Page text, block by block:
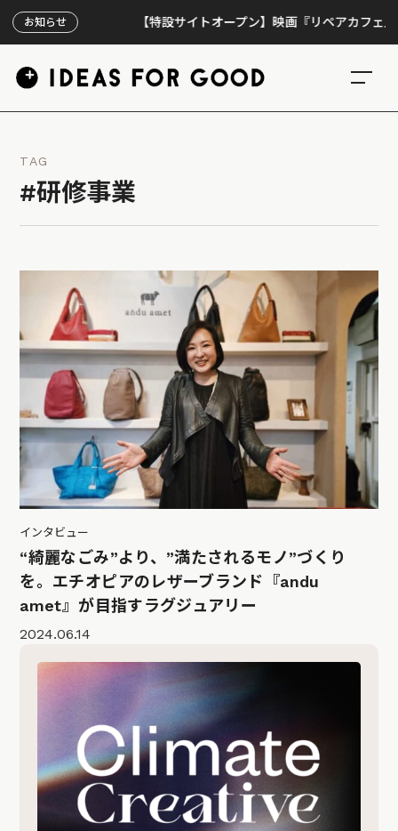
お知らせ 【特設サイトオープン】映画『リペアカフェ』、上
TAG
#研修事業
インタビュー
“綺麗なごみ”より、”満たされるモノ”づくり
を。エチオピアのレザーブランド『andu
amet』が目指すラグジュアリー
2024.06.14